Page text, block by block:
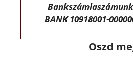
BANK 10918001-
Oszd